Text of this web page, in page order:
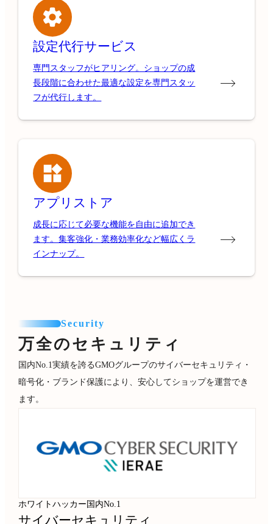
設定代行サービス
専門スタッフがヒアリング。ショップの成
長段階に合わせた最適な設定を専門スタッ
フが代行します。
アプリストア
成長に応じて必要な機能を自由に追加でき
ます。集客強化・業務効率化など幅広くラ
インナップ。
Security
万全のセキュリティ
国内No.1実績を誇るGMOグループのサイバーセキュリティ・
暗号化・ブランド保護により、安心してショップを運営でき
ます。
ホワイトハッカー国内No.1
サイバーセキュリティ